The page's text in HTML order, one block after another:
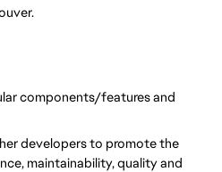
components/features and
developers to promote the
maintainability, quality and